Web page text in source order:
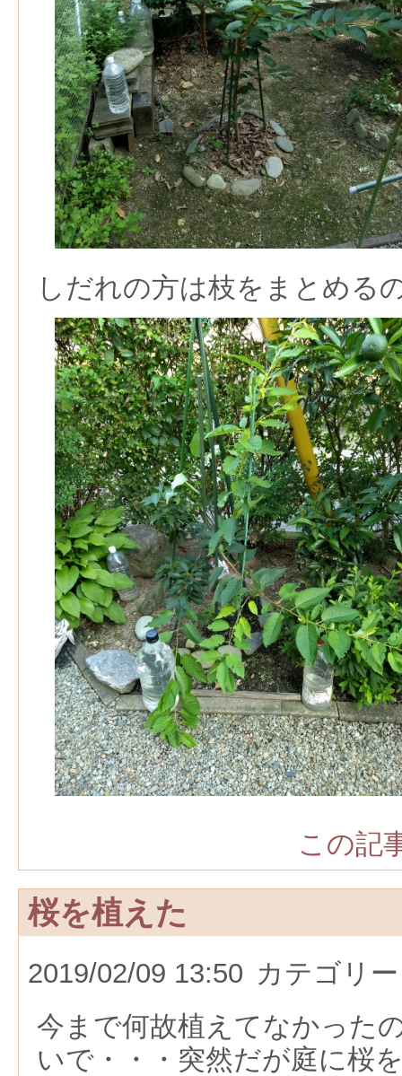
しだれの方は枝をまとめる
この記
桜を植えた
2019/02/09 13:50 カテゴリ
今まで何故植えてなかった
いで・・・突然だが庭に桜